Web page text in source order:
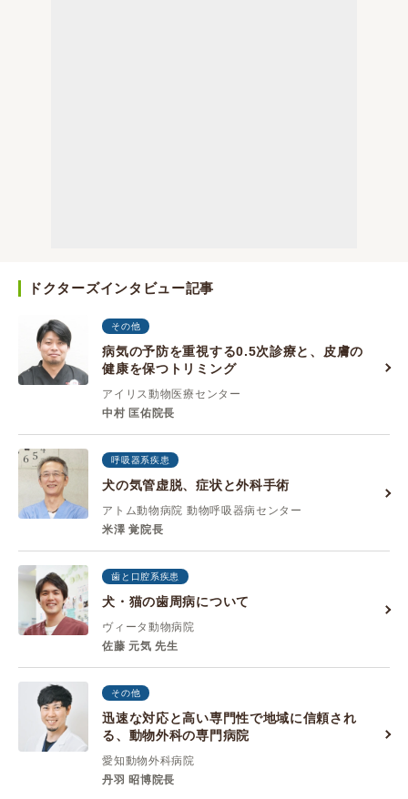
ドクターズインタビュー記事
その他
病気の予防を重視する0.5次診療と、皮膚の
健康を保つトリミング
アイリス動物医療センター
中村 匡佑院長
呼吸器系疾患
犬の気管虚脱、症状と外科手術
アトム動物病院 動物呼吸器病センター
米澤 覚院長
歯と口腔系疾患
犬・猫の歯周病について
ヴィータ動物病院
佐藤 元気 先生
その他
迅速な対応と高い専門性で地域に信頼され
る、動物外科の専門病院
愛知動物外科病院
丹羽 昭博院長